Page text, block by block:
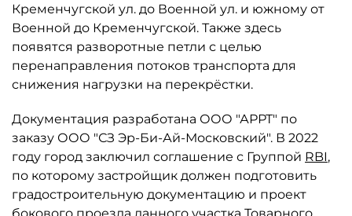
Кременчугской ул. до Военной ул. и южному от
Военной до Кременчугской. Также здесь
появятся разворотные петли с целью
перенаправления потоков транспорта для
снижения нагрузки на перекрёстки.
Документация разработана ООО "АРРТ" по
заказу ООО "СЗ Эр-Би-Ай-Московский". В 2022
году город заключил соглашение с Группой RBI,
по которому застройщик должен подготовить
градостроительную документацию и проект